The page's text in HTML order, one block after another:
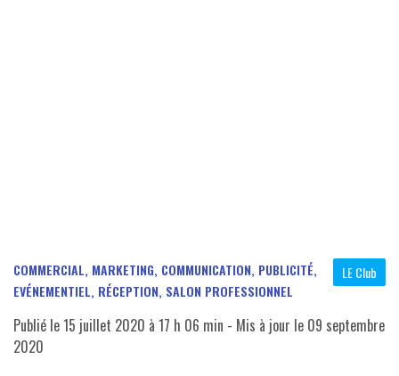
LE Club
COMMERCIAL, MARKETING, COMMUNICATION, PUBLICITÉ,
EVÉNEMENTIEL, RÉCEPTION, SALON PROFESSIONNEL
Publié le15 juillet 2020 à 17 h 06 min - Mis à jour le 09 septembre
2020